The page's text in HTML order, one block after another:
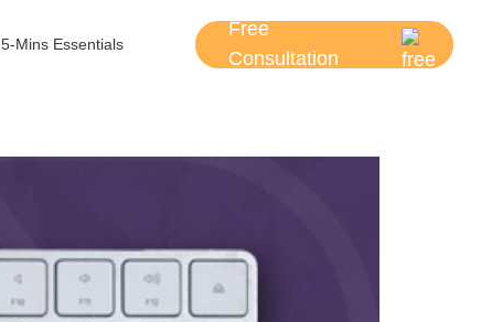
5-Mins Essentials
Free
Consultation